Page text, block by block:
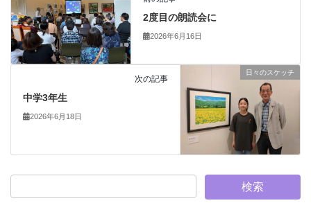
2度目の朗読会に
2026年6月16日
日々のスケッチ
次の記事
中学3年生
2026年6月18日